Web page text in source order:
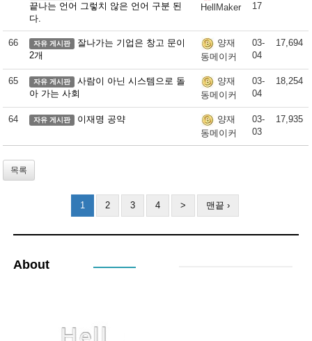
끝나는 언어 그렇치 않은 언어 구분 된
다.
HellMaker
17
66 자유 게시판
잘나가는 기업은 창고 문이
2개
양재
동메이커
03-
04
17,694
65 자유 게시판
사람이 아닌 시스템으로 돌
아 가는 사회
양재
동메이커
03-
04
18,254
64 자유 게시판 이재명 공약
양재
동메이커
03-
03
17,935
목록
1 2 3 4 > 맨끝 ›
About